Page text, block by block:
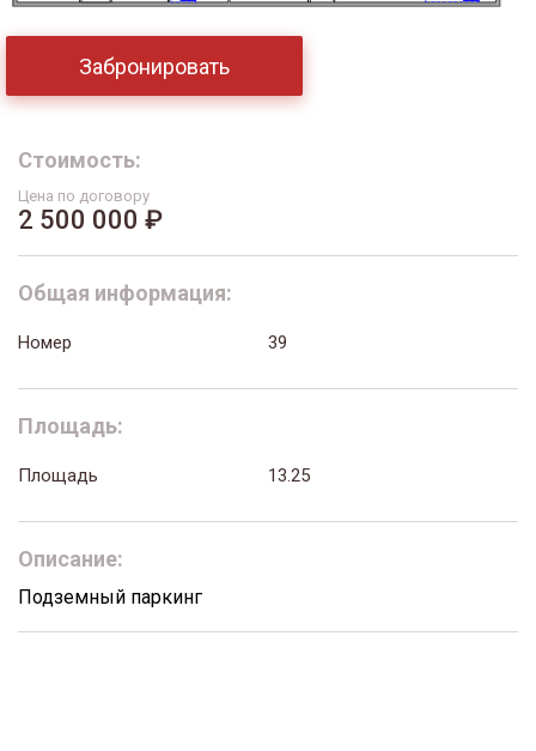
Забронировать
Стоимость:
Цена по договору
2 500 000 ₽
Общая информация:
Номер 39
Площадь:
Площадь 13.25
Описание:
Подземный паркинг